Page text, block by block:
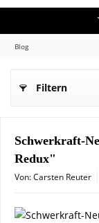
Blog
Filtern
Schwerkraft-
Redux"
Von: Carsten Reuter